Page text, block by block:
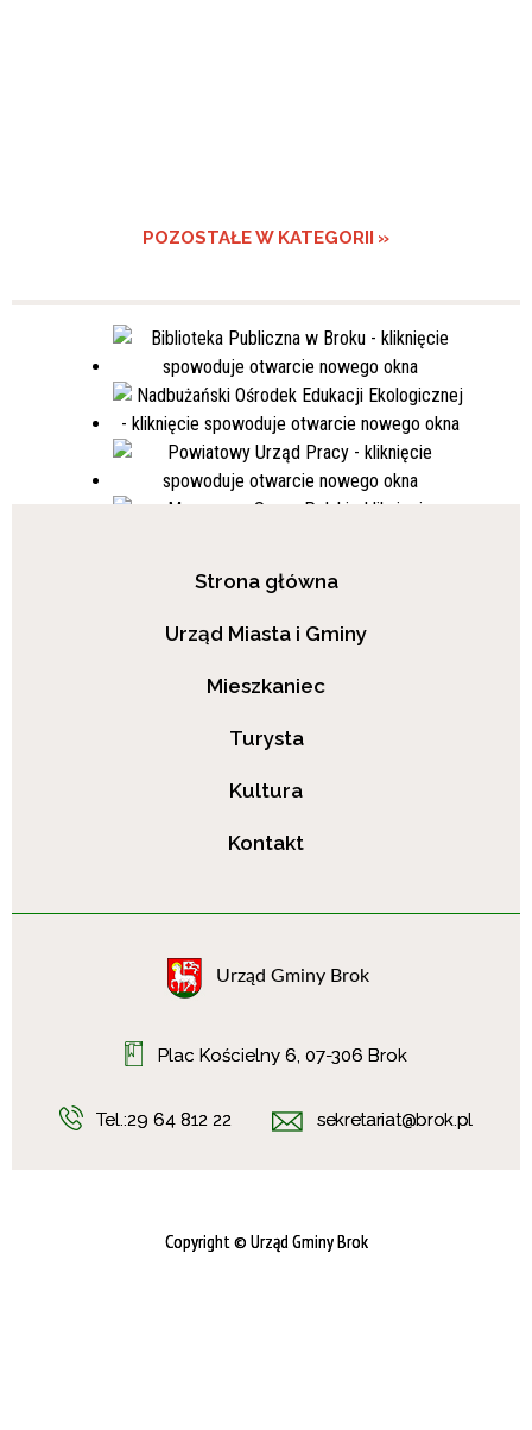
POZOSTAŁE W KATEGORII
Strona główna
Urząd Miasta i Gminy
Mieszkaniec
Turysta
Kultura
Kontakt
Urząd Gminy Brok
Plac Kościelny 6, 07-306 Brok
Tel.:29 64 812 22 sekretariat@brok.pl
Copyright© Urząd Gminy Brok